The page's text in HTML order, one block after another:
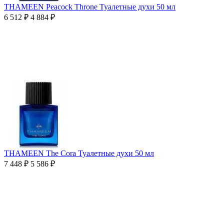
THAMEEN Peacock Throne Туалетные духи 50 мл
6 512 ₽ 4 884 ₽
THAMEEN The Cora Туалетные духи 50 мл
7 448 ₽ 5 586 ₽